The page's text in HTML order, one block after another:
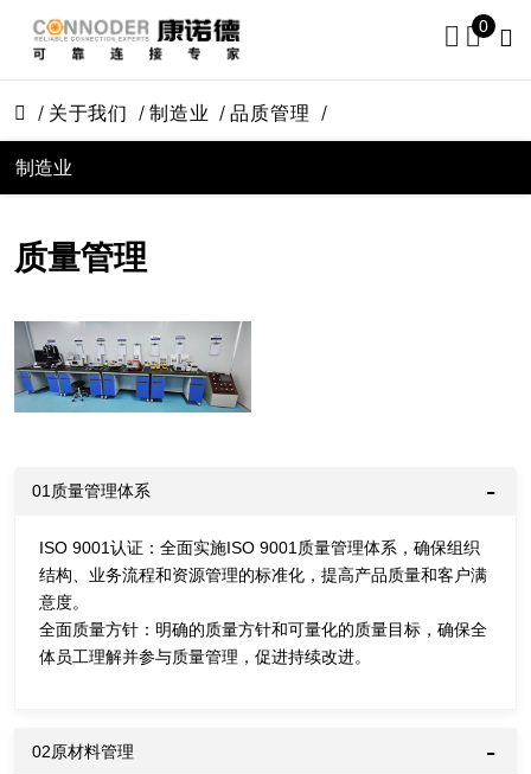
0
关于我们 制造业 品质管理
制造业
质量管理
01质量管理体系
ISO 9001认证：全面实施ISO 9001质量管理体系，确保组织
结构、业务流程和资源管理的标准化，提高产品质量和客户满
意度。
全面质量方针：明确的质量方针和可量化的质量目标，确保全
体员工理解并参与质量管理，促进持续改进。
02原材料管理